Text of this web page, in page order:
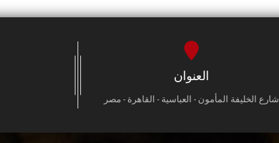
العنوان
شارع الخليفة المأمون - العباسية - القاهرة - مصر